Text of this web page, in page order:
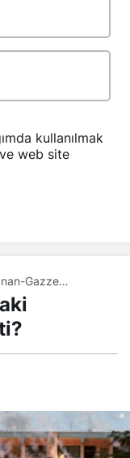
kullanılmak
web site
Gazze
Hareketlilik
İşareti?